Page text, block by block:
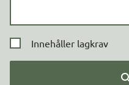
Innehåller lagkrav